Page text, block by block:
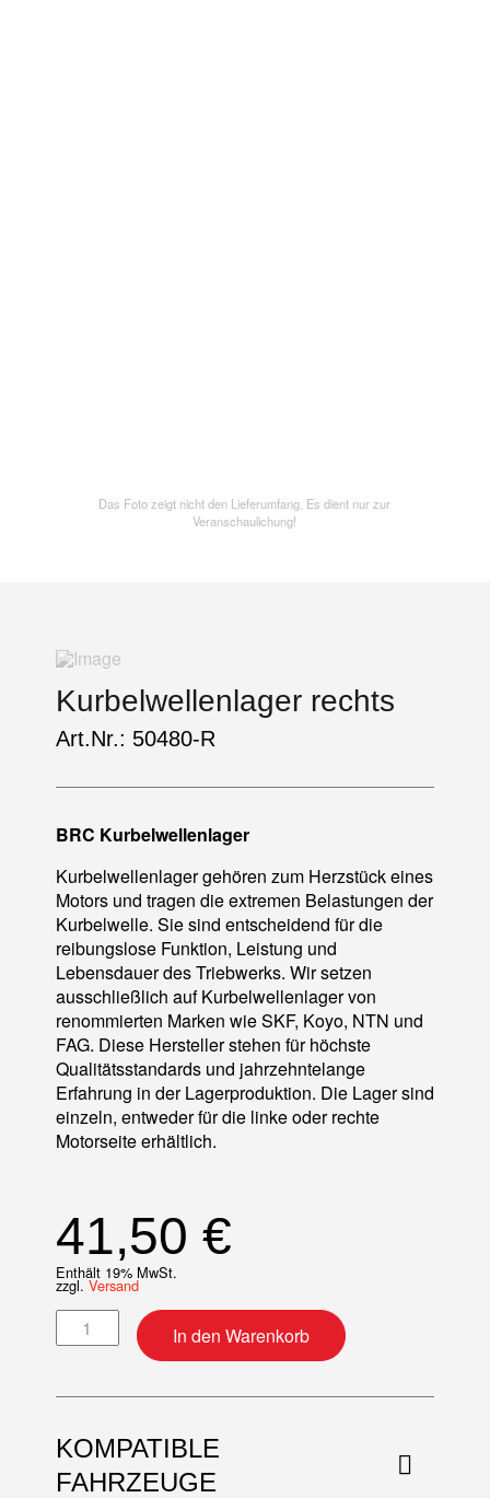
Das Foto zeigt nicht den Lieferumfang. Es dient nur zur
Veranschaulichung!
Kurbelwellenlager rechts
Art.Nr.: 50480-R
BRC Kurbelwellenlager
Kurbelwellenlager gehören zum Herzstück eines
Motors und tragen die extremen Belastungen der
Kurbelwelle. Sie sind entscheidend für die
reibungslose Funktion, Leistung und
Lebensdauer des Triebwerks. Wir setzen
ausschließlich auf Kurbelwellenlager von
renommierten Marken wie SKF, Koyo, NTN und
FAG. Diese Hersteller stehen für höchste
Qualitätsstandards und jahrzehntelange
Erfahrung in der Lagerproduktion. Die Lager sind
einzeln, entweder für die linke oder rechte
Motorseite erhältlich.
41,50 €
Enthält 19% MwSt.
zzgl. Versand
Kurbelwellenlager rechts Menge
In den Warenkorb
KOMPATIBLE
FAHRZEUGE